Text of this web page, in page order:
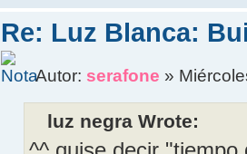
Re: Luz Blanca:
Autor: serafone »
luz negra Wrote: